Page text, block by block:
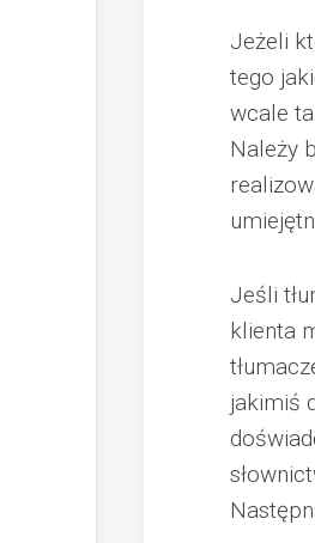
Jeżeli
tego
wcale
Należy
Jeśli
klienta
jakimiś